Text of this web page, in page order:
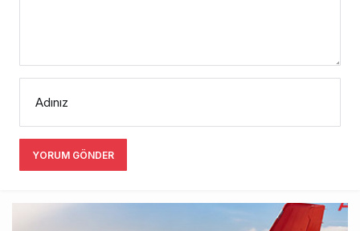
Adınız
YORUM GÖNDER